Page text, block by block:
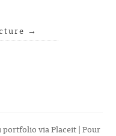
→
portfolio viaPlaceit| Pour